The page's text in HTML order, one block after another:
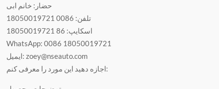
حضار: خانم ابی
تلفن: 0086 18050019721
اسکایپ: 86 18050019721
WhatsApp: 0086 18050019721
ایمیل: zoey@nseauto.com
اجازه دهید این مورد را معرفی کنم: